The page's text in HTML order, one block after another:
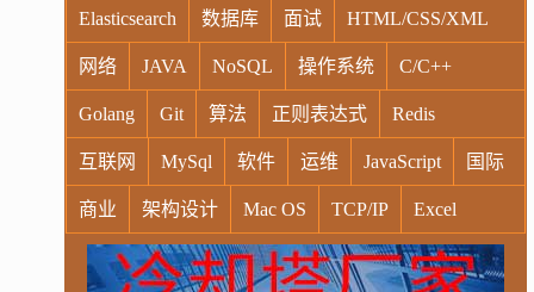
Elasticsearch 数据库 面试 HTML/CSS/XML
网络 JAVA NoSQL 操作系统 C/C++
Golang Git 算法 正则表达式 Redis
互联网 MySql 软件 运维 JavaScript 国际
商业 架构设计 Mac OS TCP/IP Excel
Windows Oracle Socket VR Vim